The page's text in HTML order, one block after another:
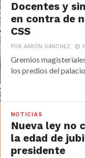
Docentes y
en contra de
CSS
POR AARÓN SÁNCHEZ
Gremios
los predios del
NOTICIAS
Nueva ley no
la edad de
presidente